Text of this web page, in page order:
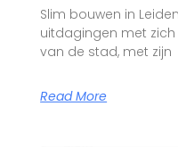
Slim bouwen in
uitdagingen met
van de stad, met zijn
Read More